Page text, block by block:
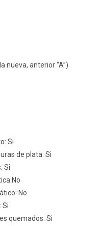
nueva, anterior “A”)
Si
de plata: Si
Si
No
No
Si
quemados: Si